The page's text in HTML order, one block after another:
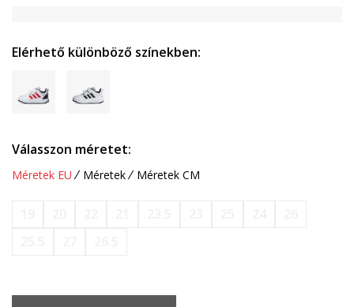
Elérhető különböző színekben:
Válasszon méretet:
Méretek EU Méretek Méretek CM